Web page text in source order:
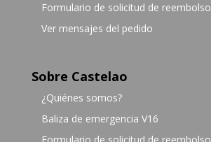
Formulario de solicitud de reembolso
Ver mensajes del pedido
Sobre Castelao
¿Quiénes somos?
Baliza de emergencia V16